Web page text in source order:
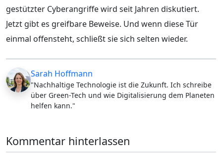
gestützter Cyberangriffe wird seit Jahren diskutiert.
Jetzt gibt es greifbare Beweise. Und wenn diese Tür
einmal offensteht, schließt sie sich selten wieder.
Sarah Hoffmann
"Nachhaltige Technologie ist die Zukunft. Ich schreibe
über Green-Tech und wie Digitalisierung dem Planeten
helfen kann."
Kommentar hinterlassen